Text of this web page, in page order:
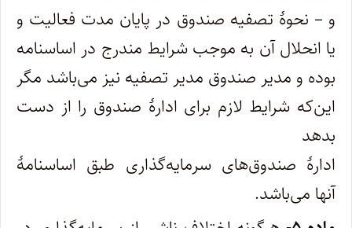
و – نحوۀ تصفیه صندوق در پایان مدت فعالیت و
یا انحلال آن به موجب شرایط مندرج در اساسنامه
بوده و مدیر صندوق مدیر تصفیه نیز می‌باشد مگر
این‌که شرایط لازم برای ادارۀ صندوق را از دست
بدهد
ادارۀ صندوق‌های سرمایه‌گذاری طبق اساسنامۀ
آنها می‌باشد.